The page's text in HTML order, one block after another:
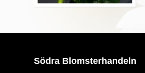
Södra Blomsterhandeln